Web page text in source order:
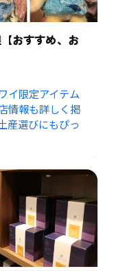
おすすめ、お
イ限定アイテム
情報も詳しく掲
産選びにもぴっ